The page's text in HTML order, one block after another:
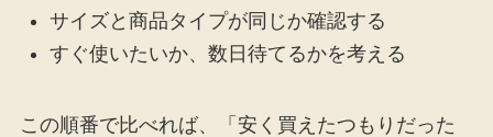
サイズと商品タイプが同じか確認する
すぐ使いたいか、数日待てるかを考える
この順番で比べれば、「安く買えたつもりだった